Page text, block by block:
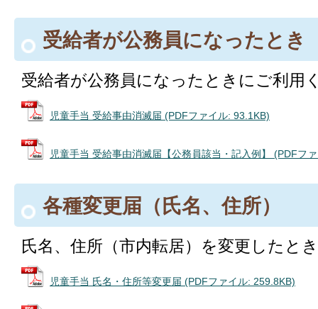
受給者が公務員になったとき
受給者が公務員になったときにご利用
児童手当 受給事由消滅届 (PDFファイル: 93.1KB)
児童手当 受給事由消滅届【公務員該当・記入例】 (PDFフ
各種変更届（氏名、住所）
氏名、住所（市内転居）を変更したと
児童手当 氏名・住所等変更届 (PDFファイル: 259.8KB)